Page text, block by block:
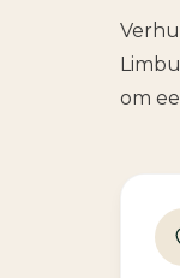
om